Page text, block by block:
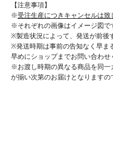
【注意事項】
※受注生産につきキャンセルは致
※それぞれの画像はイメージ図で
※製造状況によって、発送が前後
※発送時期は事前の告知なく早ま
早めにショップまでお問い合わせ
※お渡し時期の異なる商品を同一
が揃い次第のお届けとなりますの